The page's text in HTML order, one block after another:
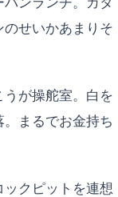
せいかあまりそ
が操舵室。白を
まるでお金持ち
クピットを連想